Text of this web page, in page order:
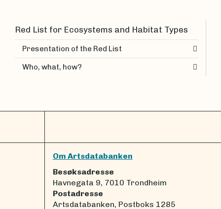
Red List for Ecosystems and Habitat Types
Presentation of the Red List
Who, what, how?
Om Artsdatabanken
Besøksadresse
Havnegata 9, 7010 Trondheim
Postadresse
Artsdatabanken, Postboks 1285